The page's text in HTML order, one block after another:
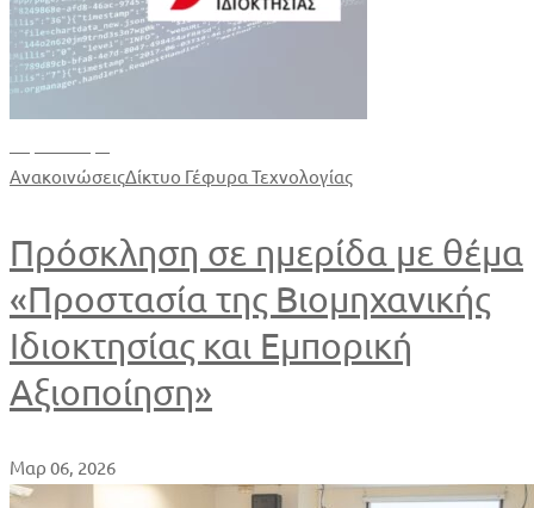
ΑνακοινώσειςΔίκτυο Γέφυρα Τεχνολογίας
Πρόσκληση σε ημερίδα με θέμα
«Προστασία της Βιομηχανικής
Ιδιοκτησίας και Εμπορική
Αξιοποίηση»
Μαρ 06, 2026